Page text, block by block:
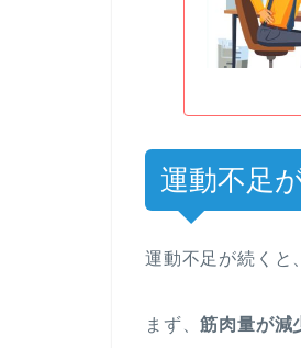
運動不足
運動不足が続くと
まず、筋肉量が減